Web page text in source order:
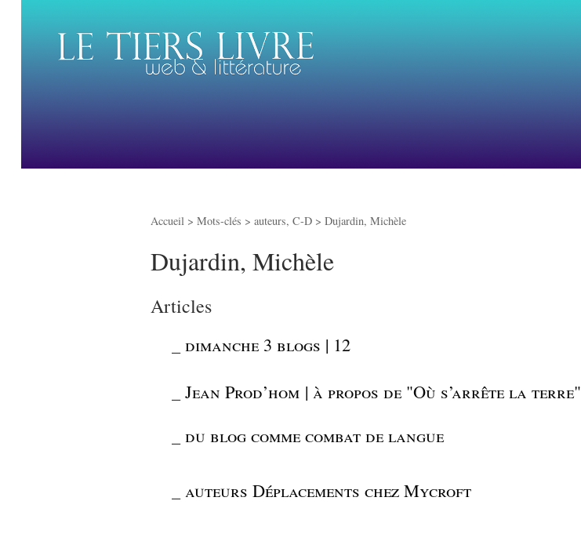
Accueil > Mots-clés > auteurs, C-D > Dujardin, Michèle
Dujardin, Michèle
Articles
dimanche 3 blogs | 12
Jean Prod’hom | à propos de "Où s’arrête la terre"
du blog comme combat de langue
auteurs Déplacements chez Mycroft